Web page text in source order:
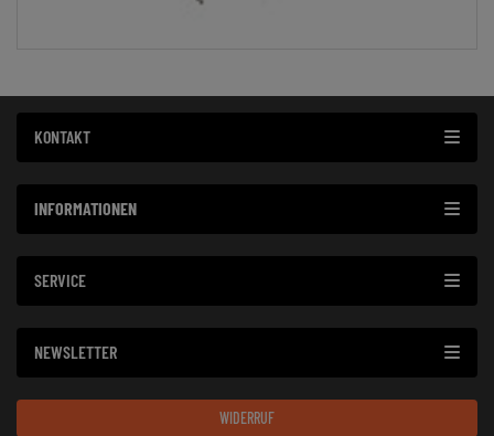
KONTAKT
INFORMATIONEN
SERVICE
NEWSLETTER
WIDERRUF